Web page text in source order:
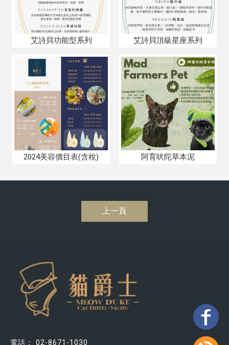
艾詩貝功能型系列 艾詩貝頂級星座系列
2024美容價目表(含稅) 阿育吠陀草本泥
上一頁
02-8671-1030